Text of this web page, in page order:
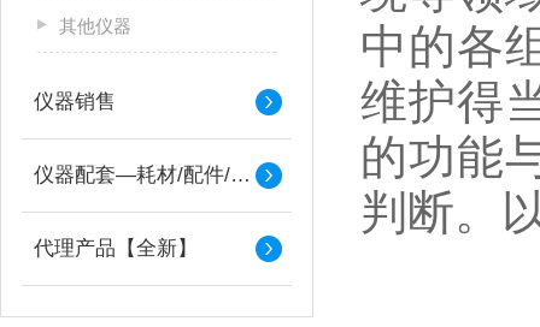
其他仪器
仪器销售
仪器配套—耗材/配件/备件
代理产品【全新】
中的各
维护得
的功能
判断。